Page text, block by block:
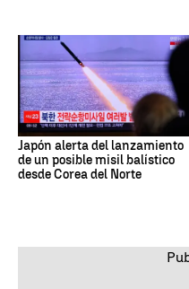
Japón alerta del lanzamiento
de un posible misil balístico
desde Corea del Norte